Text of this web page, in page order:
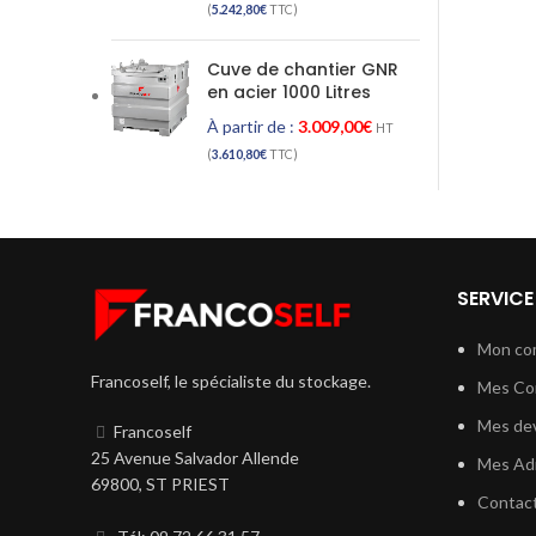
(5.242,80€TTC)
Cuve de chantier GNR
en acier 1000 Litres
À partir de : 3.009,00€ HT
(3.610,80€TTC)
Francoself, le spécialiste du stockage.
Francoself
25 Avenue Salvador Allende
69800, ST PRIEST
Mon
Mes
Mes
Mes